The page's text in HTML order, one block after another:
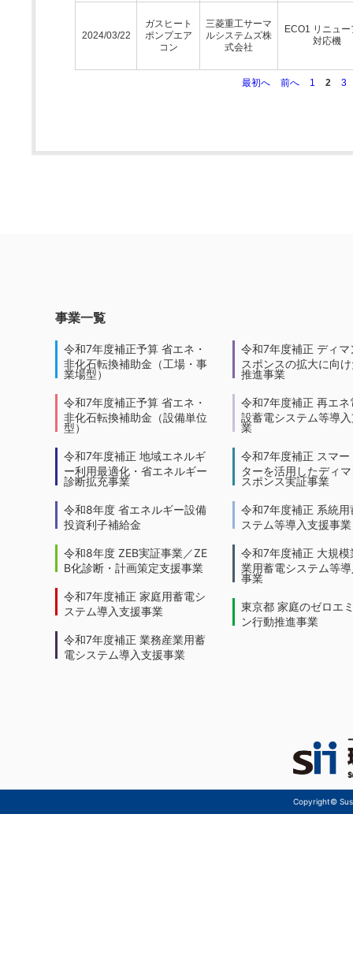
2024/03/22
ガスヒート
ポンプエア
コン
三菱重工サーマ
ルシステムズ株
式会社
ECO1 リニュー
対応機
最初へ 前へ 1 2 3
事業一覧
令和7年度補正予算 省エネ・
非化石転換補助金（工場・事
業場型）
令和7年度補正予算 省エネ・
非化石転換補助金（設備単位
型）
令和7年度補正 地域エネルギ
ー利用最適化・省エネルギー
診断拡充事業
令和8年度 省エネルギー設備
投資利子補給金
令和8年度 ZEB実証事業／ZE
B化診断・計画策定支援事業
令和7年度補正 家庭用蓄電シ
ステム導入支援事業
令和7年度補正 業務産業用蓄
電システム導入支援事業
令和7年度補正 ディマ
スポンスの拡大に向
推進事業
令和7年度補正 再エネ
設蓄電システム等導
業
令和7年度補正 スマー
ターを活用したディ
スポンス実証事業
令和7年度補正 系統用
ステム等導入支援事業
令和7年度補正 大規模
業用蓄電システム等
事業
東京都 家庭のゼロエ
ン行動推進事業
Copyright©